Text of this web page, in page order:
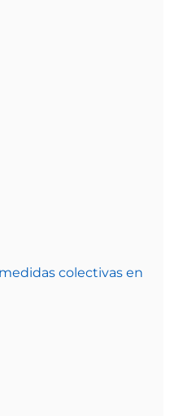
colectivas en